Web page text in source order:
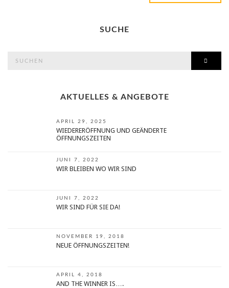
SUCHE
AKTUELLES & ANGEBOTE
APRIL 29, 2025
WIEDERERÖFFNUNG UND GEÄNDERTE
ÖFFNUNGSZEITEN
JUNI 7, 2022
WIR BLEIBEN WO WIR SIND
JUNI 7, 2022
WIR SIND FÜR SIE DA!
NOVEMBER 19, 2018
NEUE ÖFFNUNGSZEITEN!
APRIL 4, 2018
AND THE WINNER IS….